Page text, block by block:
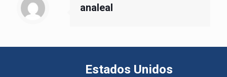
analeal
Estados Unidos